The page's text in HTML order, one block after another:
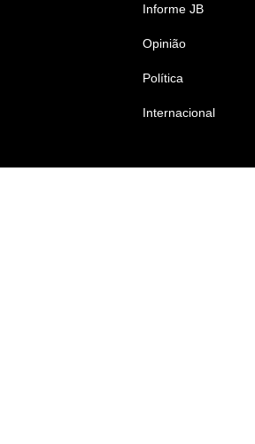
Informe JB
Opinião
Política
Internacional